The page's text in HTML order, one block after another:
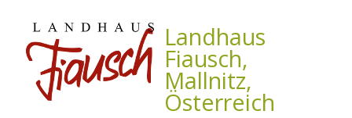
Salta al contenuto principale Landhaus
Fiausch,
Mallnitz,
Österreich